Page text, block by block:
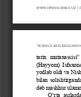
www.openscience.uz |
tarix  mutaxassisi”
(Hayyom)
yodlab oldi va
bilan
deb mashhur
O‘rta
“Science and